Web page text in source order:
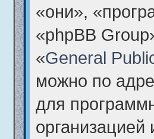
«они»,
«phpBB
«General
можно по
для